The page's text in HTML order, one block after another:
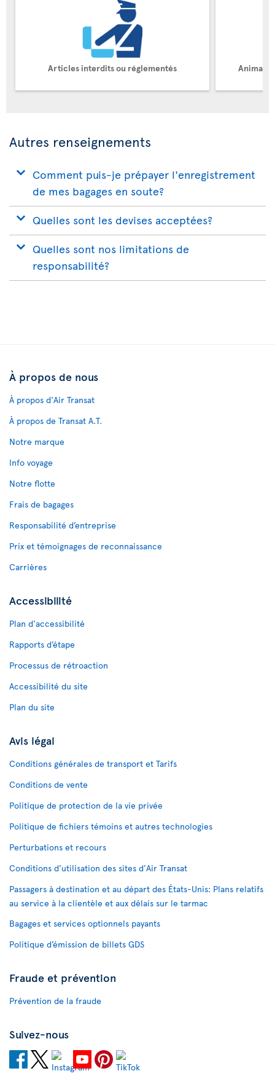
Articles interdits ou réglementés Animaux
Autres renseignements
Comment puis-je prépayer l'enregistrement
de mes bagages en soute?
Quelles sont les devises acceptées?
Quelles sont nos limitations de
responsabilité?
À propos de nous
À propos d'Air Transat
À propos de Transat A.T.
Notre marque
Info voyage
Notre flotte
Frais de bagages
Responsabilité d’entreprise
Prix et témoignages de reconnaissance
Carrières
Accessibilité
Plan d'accessibilité
Rapports d’étape
Processus de rétroaction
Accessibilité du site
Plan du site
Avis légal
Conditions générales de transport et Tarifs
Conditions de vente
Politique de protection de la vie privée
Politique de fichiers témoins et autres technologies
Perturbations et recours
Conditions d’utilisation des sites d'Air Transat
Passagers à destination et au départ des États-Unis: Plans relatifs
au service à la clientèle et aux délais sur le tarmac
Bagages et services optionnels payants
Politique d’émission de billets GDS
Fraude et prévention
Prévention de la fraude
Suivez-nous